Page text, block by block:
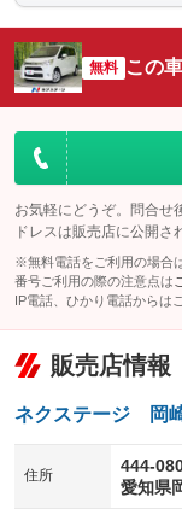
シートエアコン
：装備なし
サイドカメラ
：装備なし
エアサスペンション
無料 この
お気軽にどうぞ。問合せ
ドレスは販売店に公開さ
※無料電話をご利用の場合
番号ご利用の際の注意点は
IP電話、ひかり電話からは
販売店情報
ネクステージ 岡
住所
444-
愛知県